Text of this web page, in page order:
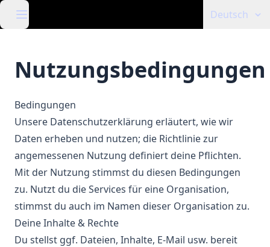
Deutsch
Nutzungsbedingungen
Bedingungen
Unsere Datenschutzerklärung erläutert, wie wir
Daten erheben und nutzen; die Richtlinie zur
angemessenen Nutzung definiert deine Pflichten.
Mit der Nutzung stimmst du diesen Bedingungen
zu. Nutzt du die Services für eine Organisation,
stimmst du auch im Namen dieser Organisation zu.
Deine Inhalte & Rechte
Du stellst ggf. Dateien, Inhalte, E-Mail usw. bereit